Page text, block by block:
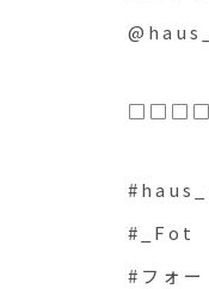
#_Fot
#フォー